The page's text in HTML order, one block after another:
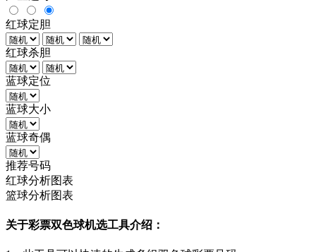
红球定胆
红球杀胆
蓝球定位
蓝球大小
蓝球奇偶
推荐号码
红球分析图表
篮球分析图表
关于彩票双色球机选工具介绍：